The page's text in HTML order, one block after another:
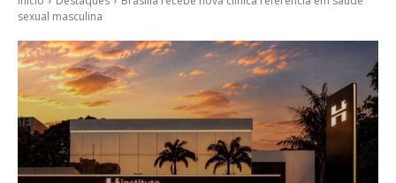
sexual masculina